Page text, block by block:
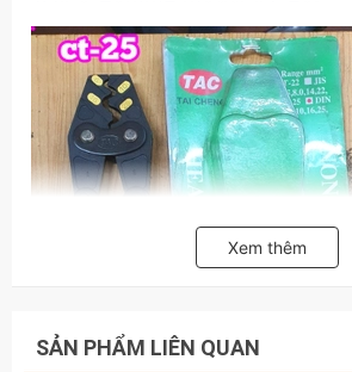
Xem thêm
SẢN PHẨM LIÊN QUAN